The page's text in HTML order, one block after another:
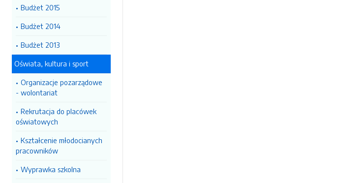
Budżet 2015
Budżet 2014
Budżet 2013
Oświata, kultura i sport
Organizacje pozarządowe
- wolontariat
Rekrutacja do placówek
oświatowych
Kształcenie młodocianych
pracowników
Wyprawka szkolna